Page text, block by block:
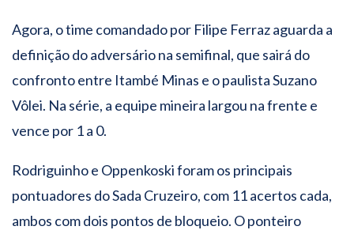
Agora, o time comandado por Filipe Ferraz aguarda a
definição do adversário na semifinal, que sairá do
confronto entre Itambé Minas e o paulista Suzano
Vôlei. Na série, a equipe mineira largou na frente e
vence por 1 a 0.
Rodriguinho e Oppenkoski foram os principais
pontuadores do Sada Cruzeiro, com 11 acertos cada,
ambos com dois pontos de bloqueio. O ponteiro